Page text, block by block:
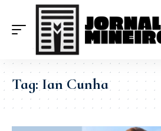
Tag:Ian Cunha